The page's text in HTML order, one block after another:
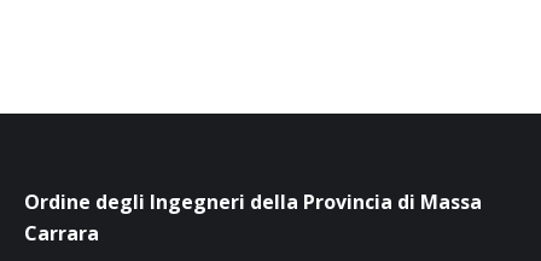
Ordine degli Ingegneri della Provincia di Massa
Carrara